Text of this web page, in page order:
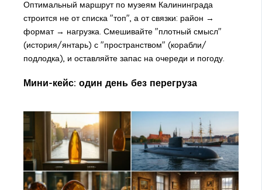
Оптимальный маршрут по музеям Калининграда
строится не от списка "топ", а от связки: район →
формат → нагрузка. Смешивайте "плотный смысл"
(история/янтарь) с "пространством" (корабли/
подлодка), и оставляйте запас на очереди и погоду.
Мини-кейс: один день без перегруза